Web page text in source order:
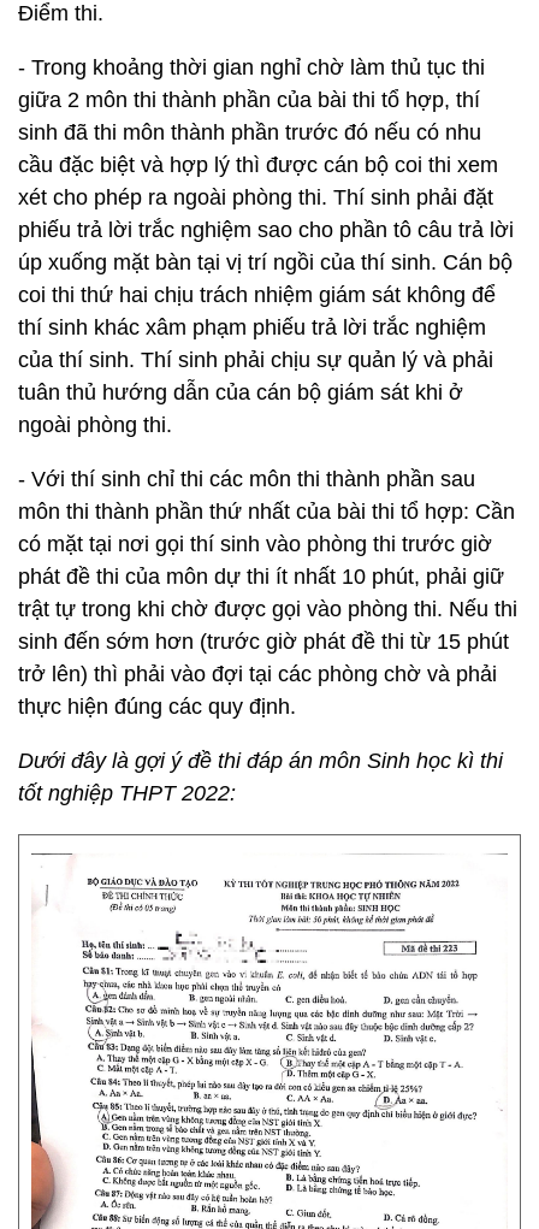
Điểm thi.
- Trong khoảng thời gian nghỉ chờ làm thủ tục thi
giữa 2 môn thi thành phần của bài thi tổ hợp, thí
sinh đã thi môn thành phần trước đó nếu có nhu
cầu đặc biệt và hợp lý thì được cán bộ coi thi xem
xét cho phép ra ngoài phòng thi. Thí sinh phải đặt
phiếu trả lời trắc nghiệm sao cho phần tô câu trả lời
úp xuống mặt bàn tại vị trí ngồi của thí sinh. Cán bộ
coi thi thứ hai chịu trách nhiệm giám sát không để
thí sinh khác xâm phạm phiếu trả lời trắc nghiệm
của thí sinh. Thí sinh phải chịu sự quản lý và phải
tuân thủ hướng dẫn của cán bộ giám sát khi ở
ngoài phòng thi.
- Với thí sinh chỉ thi các môn thi thành phần sau
môn thi thành phần thứ nhất của bài thi tổ hợp: Cần
có mặt tại nơi gọi thí sinh vào phòng thi trước giờ
phát đề thi của môn dự thi ít nhất 10 phút, phải giữ
trật tự trong khi chờ được gọi vào phòng thi. Nếu thi
sinh đến sớm hơn (trước giờ phát đề thi từ 15 phút
trở lên) thì phải vào đợi tại các phòng chờ và phải
thực hiện đúng các quy định.
Dưới đây là gợi ý đề thi đáp án môn Sinh học kì thi
tốt nghiệp THPT 2022: